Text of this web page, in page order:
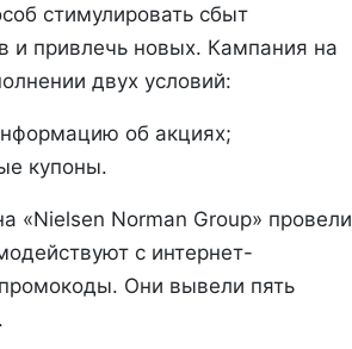
стимулировать сбыт
и привлечь новых. Кампания на
двух условий:
об акциях;
купоны.
«Nielsen Norman Group» провели
с интернет-
Они вывели пять